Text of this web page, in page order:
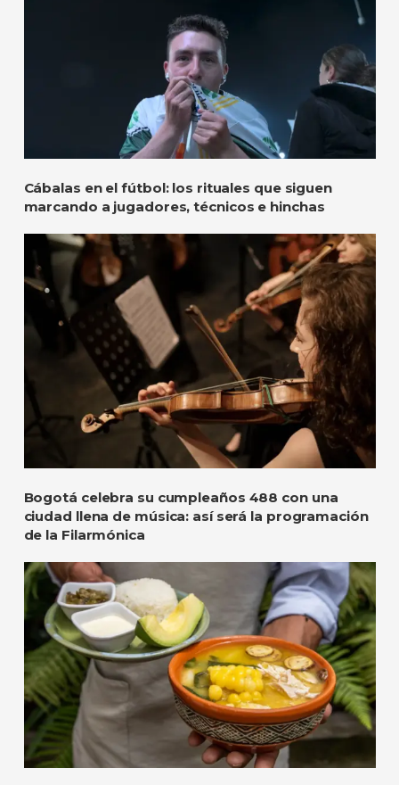
Cábalas en el fútbol: los rituales que siguen
marcando a jugadores, técnicos e hinchas
Bogotá celebra su cumpleaños 488 con una
ciudad llena de música: así será la programación
de la Filarmónica